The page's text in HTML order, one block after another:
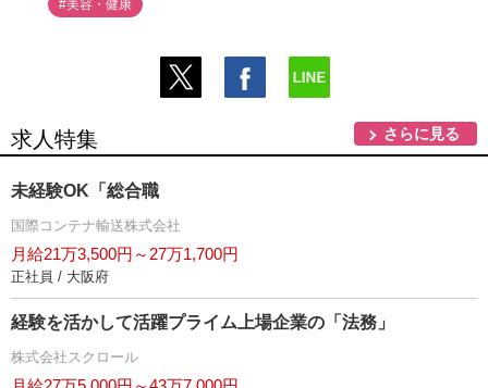
#美容・健康
求人特集 さらに見る
未経験OK「総合職
国際コンテナ輸送株式会社
月給21万3,500円～27万1,700円
正社員 / 大阪府
経験を活かして活躍プライム上場企業の「法務」
株式会社スクロール